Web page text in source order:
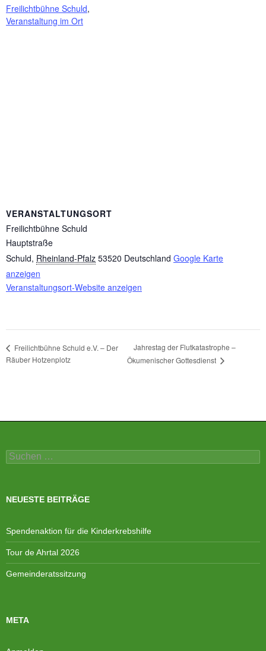
Freilichtbühne Schuld,
Veranstaltung im Ort
VERANSTALTUNGSORT
Freilichtbühne Schuld
Hauptstraße
Schuld, Rheinland-Pfalz 53520 Deutschland Google Karte
anzeigen
Veranstaltungsort-Website anzeigen
Freilichtbühne Schuld e.V. – Der
Räuber Hotzenplotz
Jahrestag der Flutkatastrophe –
Ökumenischer Gottesdienst
Suchen
nach:
NEUESTE BEITRÄGE
Spendenaktion für die Kinderkrebshilfe
Tour de Ahrtal 2026
Gemeinderatssitzung
META